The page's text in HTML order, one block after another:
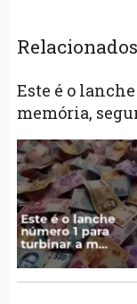
Relacionados
Este é o
memória,